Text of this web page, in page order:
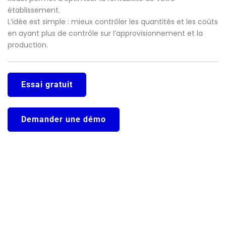
établissement.
L’idée est simple : mieux contrôler les quantités et les coûts
en ayant plus de contrôle sur l’approvisionnement et la
production.
Essai gratuit
Demander une démo